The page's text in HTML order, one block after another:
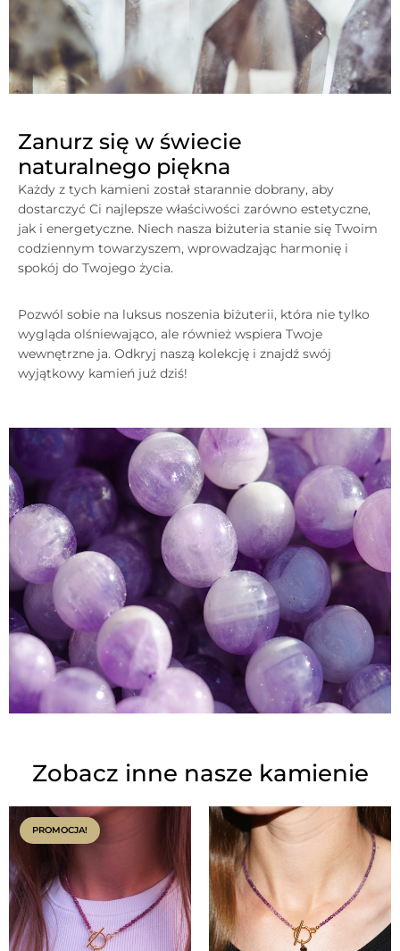
Zanurz się w świecie
naturalnego piękna
Każdy z tych kamieni został starannie dobrany, aby
dostarczyć Ci najlepsze właściwości zarówno estetyczne,
jak i energetyczne. Niech nasza biżuteria stanie się Twoim
codziennym towarzyszem, wprowadzając harmonię i
spokój do Twojego życia.
Pozwól sobie na luksus noszenia biżuterii, która nie tylko
wygląda olśniewająco, ale również wspiera Twoje
wewnętrzne ja. Odkryj naszą kolekcję i znajdź swój
wyjątkowy kamień już dziś!
Zobacz inne nasze kamienie
PROMOCJA!